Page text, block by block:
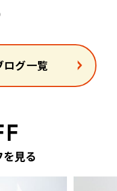
ログ一覧
F
を見る